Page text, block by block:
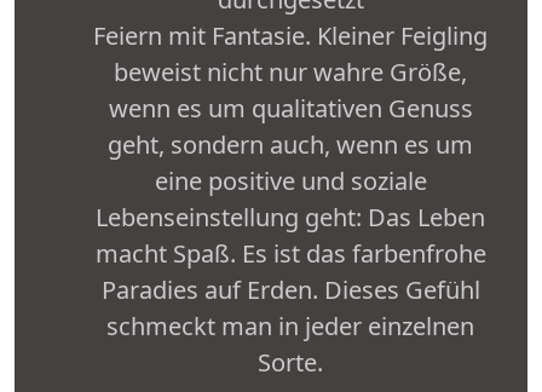
Feiern mit Fantasie. Kleiner Feigling
beweist nicht nur wahre Größe,
wenn es um qualitativen Genuss
geht, sondern auch, wenn es um
eine positive und soziale
Lebenseinstellung geht: Das Leben
macht Spaß. Es ist das farbenfrohe
Paradies auf Erden. Dieses Gefühl
schmeckt man in jeder einzelnen
Sorte.